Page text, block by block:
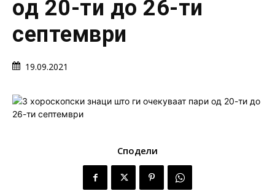
од 20-ти до 26-ти
септември
19.09.2021
Сподели